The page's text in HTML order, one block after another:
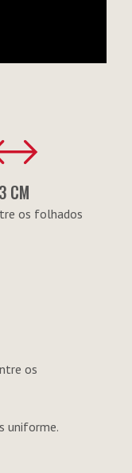
3 CM
os folhados
os
uniforme.